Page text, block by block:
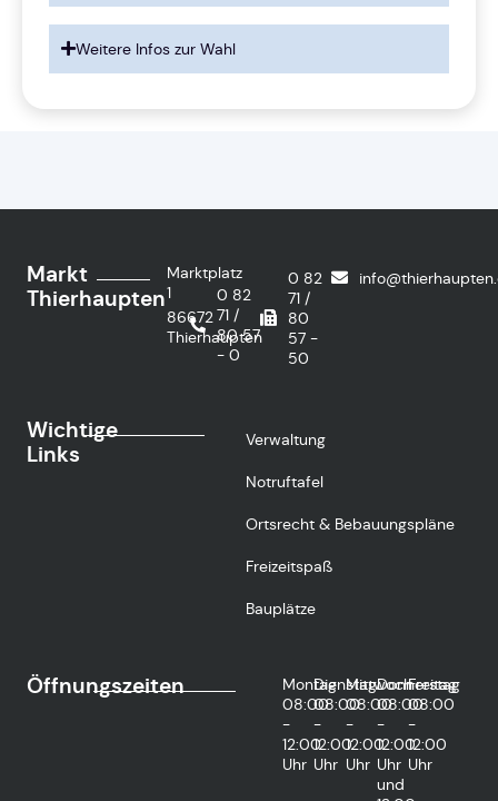
Weitere Infos zur Wahl
Markt
Thierhaupten
Marktplatz
1
86672
Thierhaupten
0 82
71 /
80 57
- 0
0 82
71 /
80
57 -
50
Wichtige
Links
Verwaltung
Notruftafel
Ortsrecht & Bebauungspläne
Freizeitspaß
Bauplätze
Öffnungszeiten
Montag
08:00
-
12:00
Uhr
Dienstag
08:00
-
12:00
Uhr
Mittwoch
08:00
-
12:00
Uhr
Donnerstag
08:00
-
12:00
Uhr
und
Freitag
08:00
-
12:00
Uhr